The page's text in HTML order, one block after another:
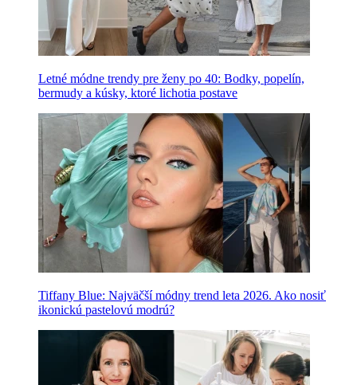
Letné módne trendy pre ženy po 40: Bodky, popelín,
bermudy a kúsky, ktoré lichotia postave
Tiffany Blue: Najväčší módny trend leta 2026. Ako nosiť
ikonickú pastelovú modrú?